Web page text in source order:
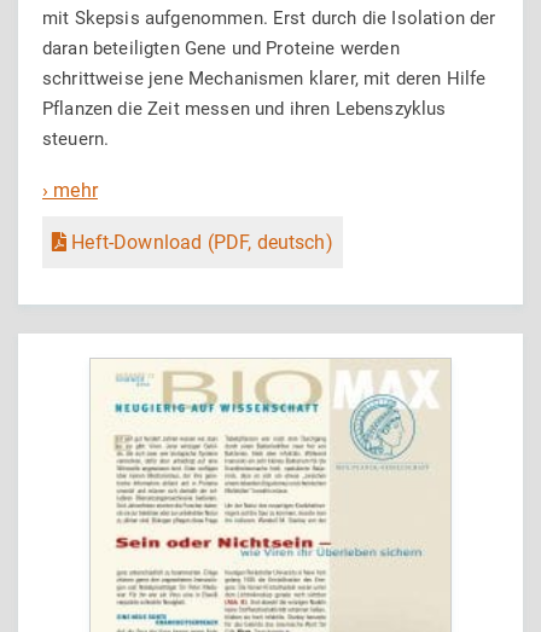
mit Skepsis aufgenommen. Erst durch die Isolation der
daran betei­ligten Gene und Proteine werden
schrittweise jene Mechanismen klarer, mit deren Hilfe
Pflanzen die Zeit messen und ihren Lebenszyklus
steuern.
› mehr
Heft-Download (PDF, deutsch)